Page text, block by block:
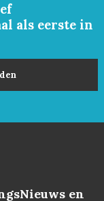
als eerste in
en